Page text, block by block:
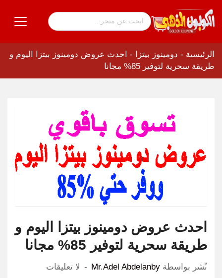
الرئيسية - دومينوز بيتزا - احدث عروض دومينوز بيتزا اليوم و
طريقة سحرية لتوفير 85% مجانا
احدث عروض دومينوز بيتزا اليوم و
طريقة سحرية لتوفير 85% مجانا
نٌشر بواسطة Mr.Adel Abdelanby لا تعليقات